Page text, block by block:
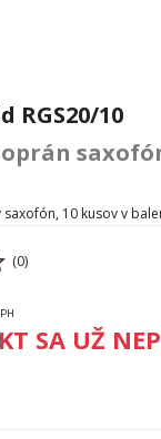
RGS20/10
10 kusov v
(0)
SA UŽ